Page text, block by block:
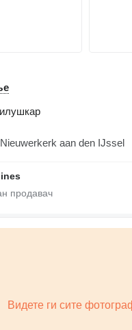
aan den IJssel